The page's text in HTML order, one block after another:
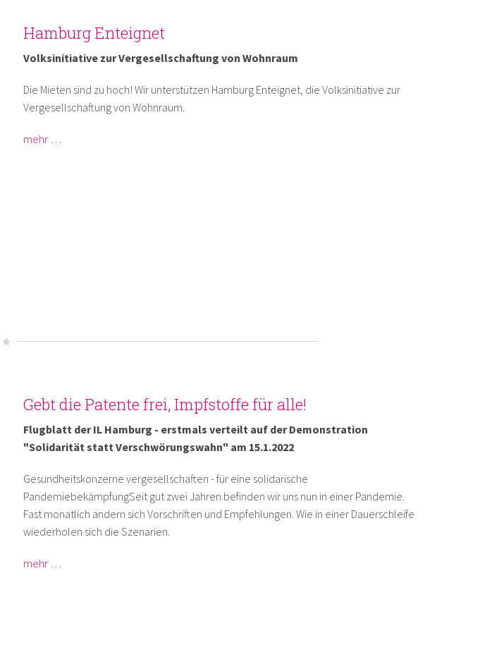
Hamburg Enteignet
Volksinitiative zur Vergesellschaftung von Wohnraum
Die Mieten sind zu hoch! Wir unterstützen Hamburg Enteignet, die Volksinitiative zur
Vergesellschaftung von Wohnraum.
mehr …
Gebt die Patente frei, Impfstoffe für alle!
Flugblatt der IL Hamburg - erstmals verteilt auf der Demonstration
"Solidarität statt Verschwörungswahn" am 15.1.2022
Gesundheitskonzerne vergesellschaften - für eine solidarische
PandemiebekämpfungSeit gut zwei Jahren befinden wir uns nun in einer Pandemie.
Fast monatlich ändern sich Vorschriften und Empfehlungen. Wie in einer Dauerschleife
wiederholen sich die Szenarien.
mehr …